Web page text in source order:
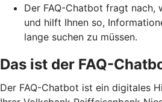
Der FAQ-Chatbot fragt nach,
und hilft Ihnen so,
lange suchen zu müssen.
Das ist der FAQ-
Der FAQ-Chatbot ist ein digitales